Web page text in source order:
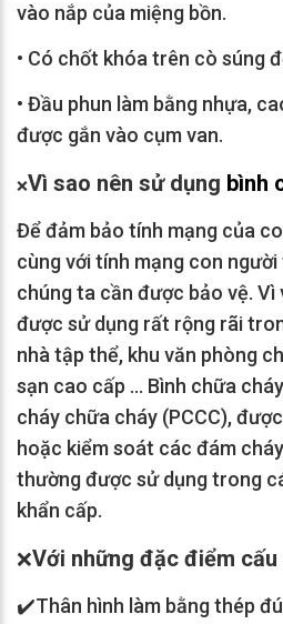
vào nắp của miệng bồn.
• Có chốt khóa trên cò súng
• Đầu phun làm bằng nhựa,
được gắn vào cụm van.
❌Vì sao nên sử dụng bình
Để đảm bảo tính mạng của
cùng với tính mạng con
chúng ta cần được bảo vệ. Vì
được sử dụng rất rộng rãi
nhà tập thể, khu văn phòng
sạn cao cấp … Bình chữa
cháy chữa cháy (PCCC),
hoặc kiểm soát các đám
thường được sử dụng trong
khẩn cấp.
❌Với những đặc điểm
✔️Thân hình làm bằng thép